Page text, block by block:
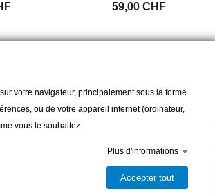
59,00 CHF
votre navigateur, principalement sous la forme
ou de votre appareil internet (ordinateur,
vous le souhaitez.
Plus d'informations
Accepter tout